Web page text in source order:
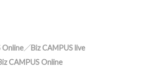
Online／Biz CAMPUS live
CAMPUS Online